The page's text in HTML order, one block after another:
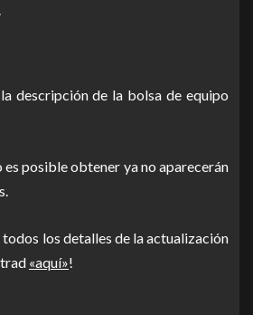
descripción de la bolsa de equipo
es posible obtener ya no aparecerán
los detalles de la actualización
«aquí»!